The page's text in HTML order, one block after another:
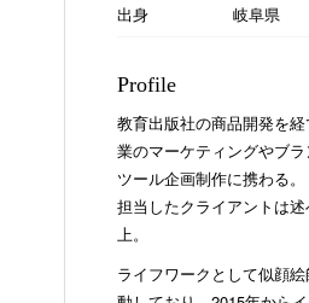
出身
岐阜県
Profile
教育出版社の商品開発を
業のマーケティングやブ
ツール企画制作に携わる。
担当したクライアントは
上。
ライフワークとして似顔